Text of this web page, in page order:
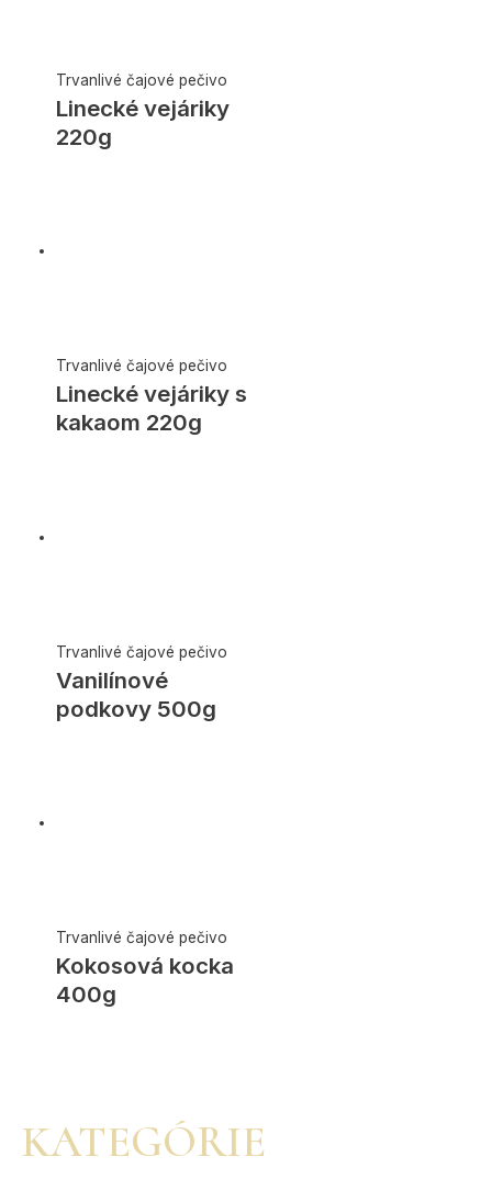
Trvanlivé čajové pečivo
Linecké vejáriky
220g
Trvanlivé čajové pečivo
Linecké vejáriky s
kakaom 220g
Trvanlivé čajové pečivo
Vanilínové
podkovy 500g
Trvanlivé čajové pečivo
Kokosová kocka
400g
KATEGÓRIE